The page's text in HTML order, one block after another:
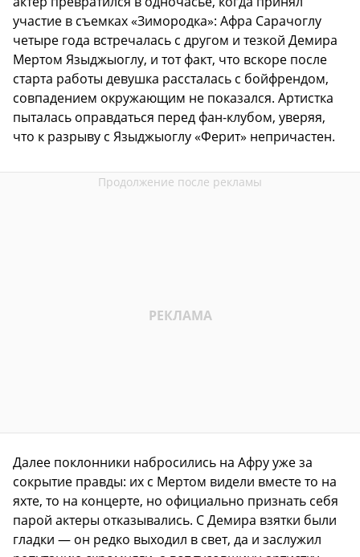
участие в съемках «Зимородка»: Афра Сарачоглу
четыре года встречалась с другом и тезкой Демира
Мертом Языджыоглу, и тот факт, что вскоре после
старта работы девушка рассталась с бойфрендом,
совпадением окружающим не показался. Артистка
пыталась оправдаться перед фан-клубом, уверяя,
что к разрыву с Языджыоглу «Ферит» непричастен.
Далее поклонники набросились на Афру уже за
сокрытие правды: их с Мертом видели вместе то на
яхте, то на концерте, но официально признать себя
парой актеры отказывались. С Демира взятки были
гладки — он редко выходил в свет, да и заслужил